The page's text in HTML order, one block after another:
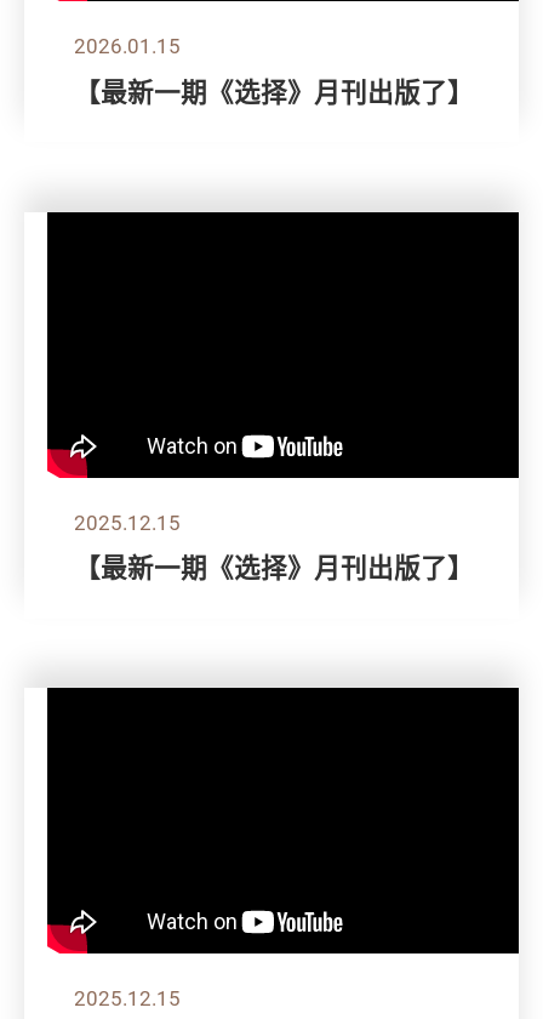
2026.01.15
【最新一期《选择》月刊出版了】
2025.12.15
【最新一期《选择》月刊出版了】
2025.12.15